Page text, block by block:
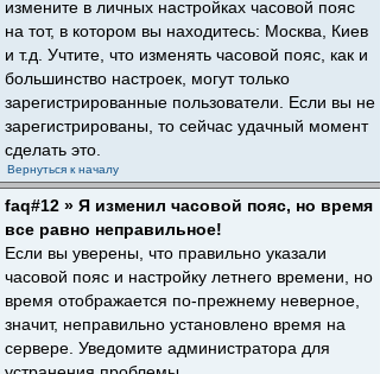
измените в личных настройках часовой пояс
на тот, в котором вы находитесь: Москва, Киев
и т.д. Учтите, что изменять часовой пояс, как и
большинство настроек, могут только
зарегистрированные пользователи. Если вы не
зарегистрированы, то сейчас удачный момент
сделать это.
Вернуться к началу
faq#12 » Я изменил часовой пояс, но время
все равно неправильное!
Если вы уверены, что правильно указали
часовой пояс и настройку летнего времени, но
время отображается по-прежнему неверное,
значит, неправильно установлено время на
сервере. Уведомите администратора для